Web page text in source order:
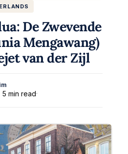
De Zwevende
Mengawang)
van der Zijl
5 min read·